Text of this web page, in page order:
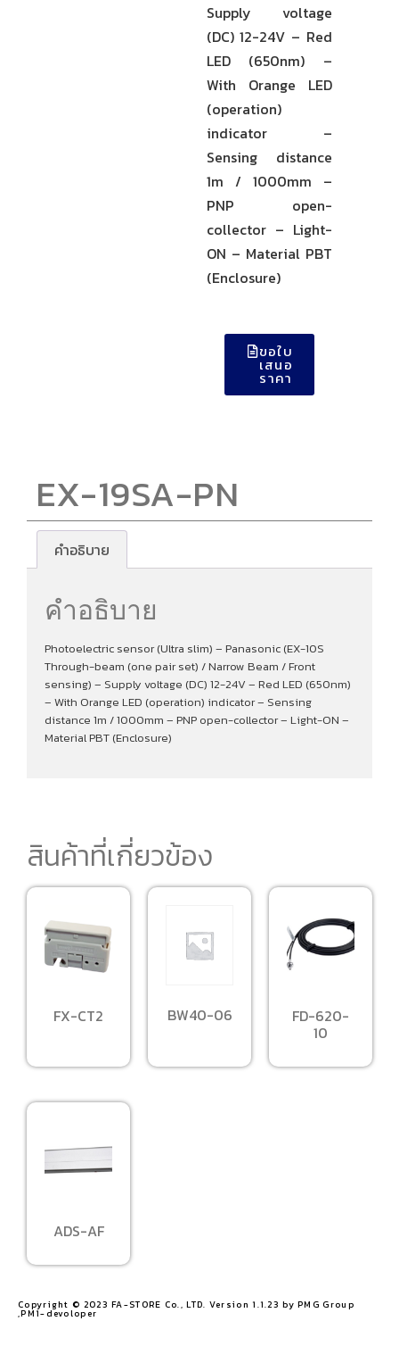
Supply voltage
(DC) 12-24V – Red
LED (650nm) –
With Orange LED
(operation)
indicator –
Sensing distance
1m / 1000mm –
PNP open-
collector – Light-
ON – Material PBT
(Enclosure)
ขอใบ
เสนอ
ราคา
EX-19SA-PN
คำอธิบาย
คำอธิบาย
Photoelectric sensor (Ultra slim) – Panasonic (EX-10S
Through-beam (one pair set) / Narrow Beam / Front
sensing) – Supply voltage (DC) 12-24V – Red LED (650nm)
– With Orange LED (operation) indicator – Sensing
distance 1m / 1000mm – PNP open-collector – Light-ON –
Material PBT (Enclosure)
สินค้าที่เกี่ยวข้อง
FX-CT2 BW40-06 FD-620-
10
ADS-AF
Copyright © 2023 FA-STORE Co., LTD. Version 1.1.23 by PMG Group
,PM1-devoloper​